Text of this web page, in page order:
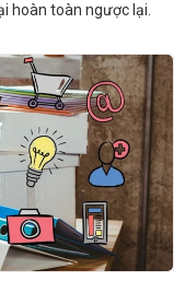
hoàn toàn ngược lại.